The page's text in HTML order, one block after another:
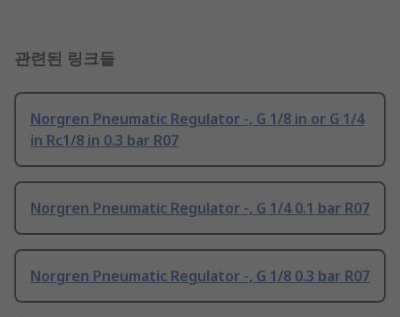
관련된 링크들
Norgren Pneumatic Regulator -, G 1/8 in or G 1/4
in Rc1/8 in 0.3 bar R07
Norgren Pneumatic Regulator -, G 1/4 0.1 bar R07
Norgren Pneumatic Regulator -, G 1/8 0.3 bar R07